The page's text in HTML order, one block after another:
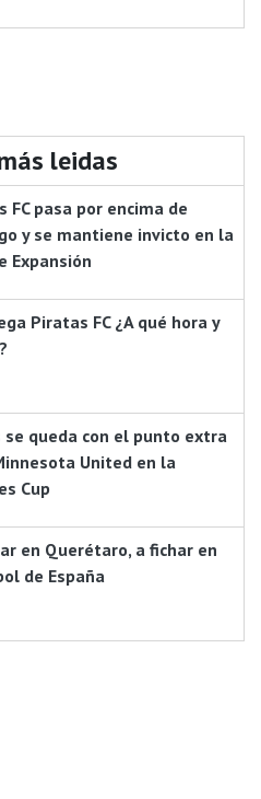
leidas
FC pasa por encima de
y se mantiene invicto en la
Expansión
Piratas FC ¿A qué hora y
se queda con el punto extra
United en la
Cup
en Querétaro, a fichar en
de España